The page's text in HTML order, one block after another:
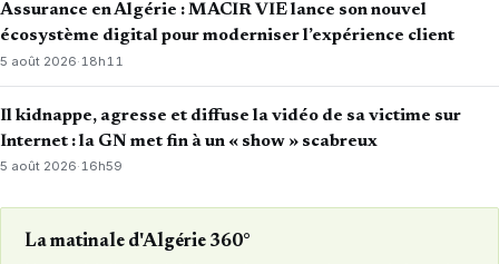
Assurance en Algérie : MACIR VIE lance son nouvel
écosystème digital pour moderniser l’expérience client
5 août 2026·18h11
Il kidnappe, agresse et diffuse la vidéo de sa victime sur
Internet : la GN met fin à un « show » scabreux
5 août 2026·16h59
La matinale d'Algérie 360°